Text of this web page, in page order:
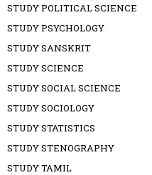
STUDY POLITICAL SCIENCE
STUDY PSYCHOLOGY
STUDY SANSKRIT
STUDY SCIENCE
STUDY SOCIAL SCIENCE
STUDY SOCIOLOGY
STUDY STATISTICS
STUDY STENOGRAPHY
STUDY TAMIL